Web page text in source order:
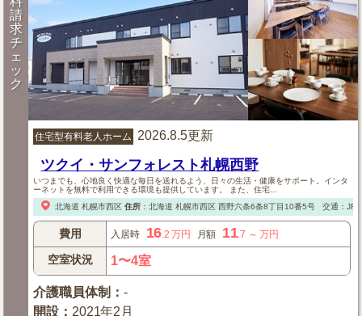
請
求
チ
ェ
ッ
ク
住宅型有料老人ホーム 2026.8.5更新
ツクイ・サンフォレスト札幌西野
いつまでも、心地良く快適な毎日を送れるよう、日々の生活・健康をサポート。インタ
ーネットを無料で利用できる環境も提供しています。 また、住宅...
北海道 札幌市西区 住所： 北海道 札幌市西区西野六条6条8丁目10番5号 交通：JR
費用 入居時 16.2 万円 月額 11.7 ～万円
空室状況 1〜4室
介護職員体制 ：-
開設 ： 2021年2月